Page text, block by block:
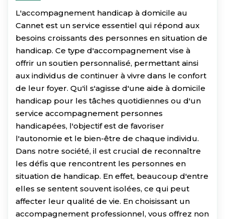
L'accompagnement handicap à domicile au
Cannet est un service essentiel qui répond aux
besoins croissants des personnes en situation de
handicap. Ce type d'accompagnement vise à
offrir un soutien personnalisé, permettant ainsi
aux individus de continuer à vivre dans le confort
de leur foyer. Qu'il s'agisse d'une aide à domicile
handicap pour les tâches quotidiennes ou d'un
service accompagnement personnes
handicapées, l'objectif est de favoriser
l'autonomie et le bien-être de chaque individu.
Dans notre société, il est crucial de reconnaître
les défis que rencontrent les personnes en
situation de handicap. En effet, beaucoup d'entre
elles se sentent souvent isolées, ce qui peut
affecter leur qualité de vie. En choisissant un
accompagnement professionnel, vous offrez non